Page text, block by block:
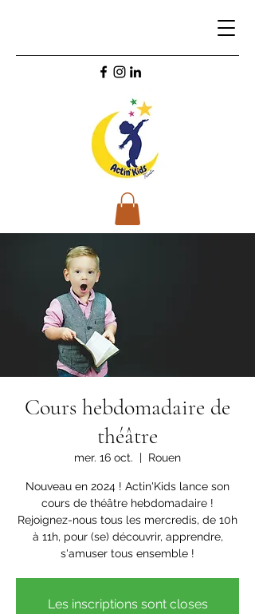
Cours hebdomadaire de
théâtre
mer. 16 oct.
  |
Rouen
Nouveau en 2024 ! Actin'Kids lance son
cours de théâtre hebdomadaire !
Rejoignez-nous tous les mercredis, de 10h
à 11h, pour (se) découvrir, apprendre,
s'amuser tous ensemble !
Les inscriptions sont closes